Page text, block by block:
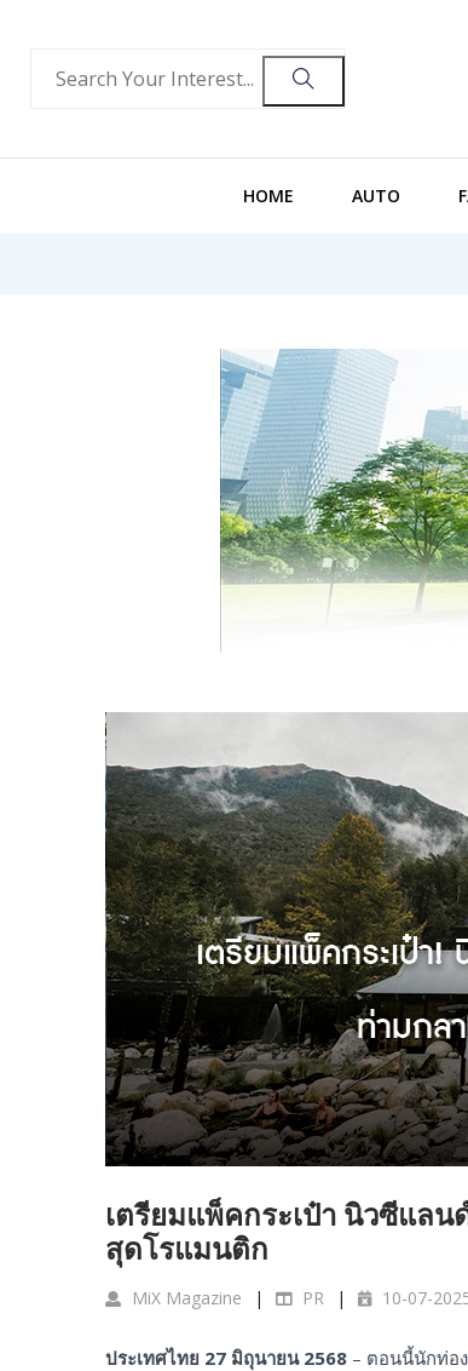
HOME AUTO
เตรียมแพ็คกระเป๋า นิวซีแล
สุดโรแมนติก
MiX Magazine PR 10-07-
ประเทศไทย 27 มิถุนายน 2568 – ตอนนี้นักท่อ